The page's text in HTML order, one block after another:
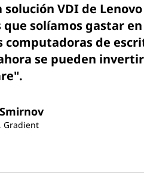
solución VDI de
que solíamos gastar
computadoras de
se pueden
Gradient